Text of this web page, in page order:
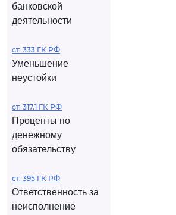
банковской
деятельности
ст. 333 ГК РФ
Уменьшение
неустойки
ст. 317.1 ГК РФ
Проценты по
денежному
обязательству
ст. 395 ГК РФ
Ответственность за
неисполнение